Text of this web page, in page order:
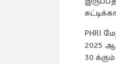
PHRI
2025
30